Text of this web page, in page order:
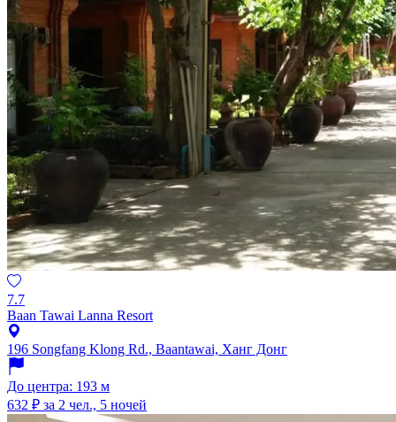
7.7
Baan Tawai Lanna Resort
196 Songfang Klong Rd., Baantawai, Ханг Донг
До центра: 193 м
632 ₽ за 2 чел., 5 ночей